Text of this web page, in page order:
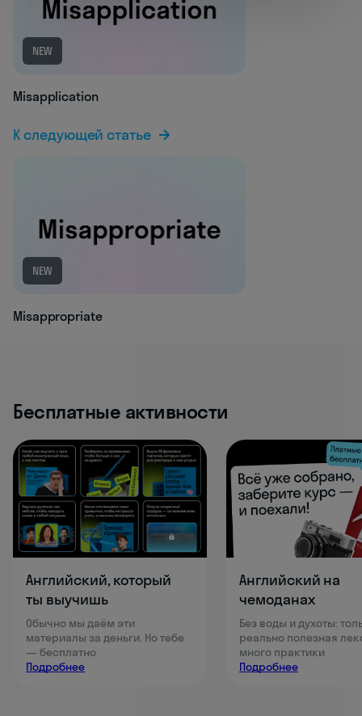
NEW
Misapplication
К следующей статье
NEW
Misappropriate
Бесплатные активности
Английский, который
ты выучишь
Обычно мы даём эти
материалы за деньги. Но тебе
— бесплатно
Подробнее
Английский на
чемоданах
Без воды и духоты:
реально полезная
много практики
Подробнее